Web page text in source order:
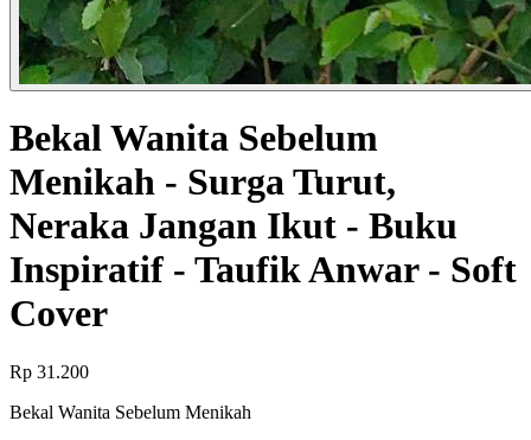
Bekal Wanita Sebelum
Menikah - Surga Turut,
Neraka Jangan Ikut - Buku
Inspiratif - Taufik Anwar - Soft
Cover
Rp 31.200
Bekal Wanita Sebelum Menikah